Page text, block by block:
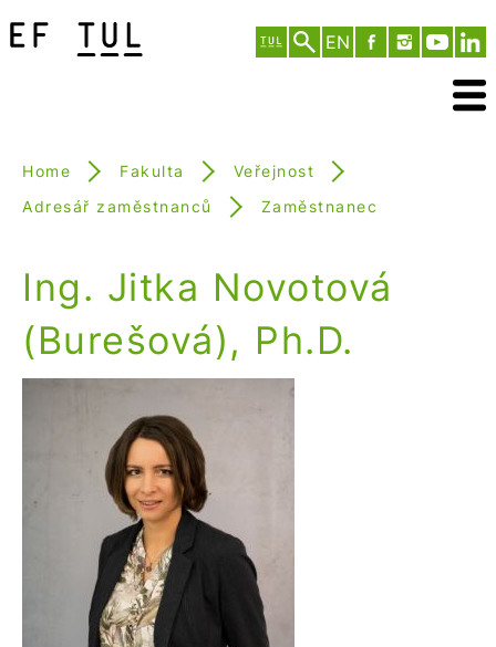
EN
Home Fakulta
Veřejnost
Adresář zaměstnanců
Zaměstnanec
Ing. Jitka Novotová
(Burešová), Ph.D.